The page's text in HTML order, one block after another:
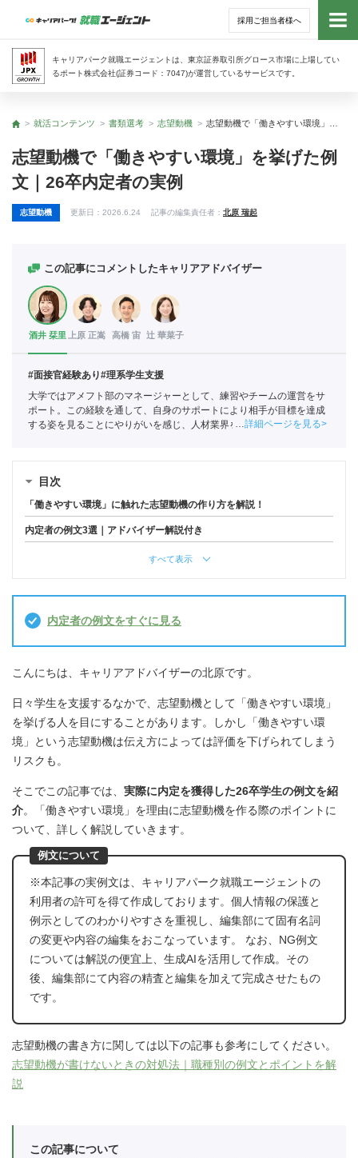
採用ご担当者様へ
キャリアパーク就職エージェントは、東京証券取引所グロース市場に上場してい
るポート株式会社(証券コード：7047)が運営しているサービスです。
トッ
トップ
就活コンテンツ 書類選考 志望動機
志望動機で「働きやすい環境」を挙げた例
文｜26卒内定者の実例
志望動機 更新日： 2026.6.24 記事の編集責任者： 北原 瑞起
この記事にコメントしたキャリアアドバイザー
酒井 栞里 上原 正嵩 高橋 宙 辻 華菜子
#面接官経験あり#理系学生支援
大学ではアメフト部のマネージャーとして、練習やチームの運営をサ
ポート。この経験を通して、自身のサポートにより相手が目標を達成
する姿を見ることにやりがいを感じ、人材業界を目指す。ポートに新
詳細ページを見る
目次
「働きやすい環境」に触れた志望動機の作り方を解説！
内定者の例文3選｜アドバイザー解説付き
すべて表示
内定者の例文をすぐに見る
こんにちは、キャリアアドバイザーの北原です。
日々学生を支援するなかで、志望動機として「働きやすい環境」
を挙げる人を目にすることがあります。しかし「働きやすい環
境」という志望動機は伝え方によっては評価を下げられてしまう
リスクも。
そこでこの記事では、 実際に内定を獲得した26卒学生の例文を紹
介。「働きやすい環境」を理由に志望動機を作る際のポイントに
ついて、詳しく解説していきます。
例文について
※本記事の実例文は、キャリアパーク就職エージェントの
利用者の許可を得て作成しております。個人情報の保護と
例示としてのわかりやすさを重視し、編集部にて固有名詞
の変更や内容の編集をおこなっています。 なお、NG例文
については解説の便宜上、生成AIを活用して作成。その
後、編集部にて内容の精査と編集を加えて完成させたもの
です。
志望動機の書き方に関しては以下の記事も参考にしてください。
志望動機が書けないときの対処法｜職種別の例文とポイントを解
説
この記事について